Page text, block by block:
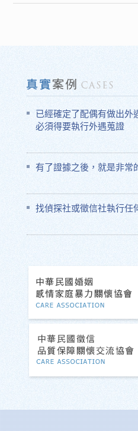
已經確定了配偶有做出外
必須得要執行外遇蒐證
有了證據之後，就是非常
找偵探社或徵信社執行任